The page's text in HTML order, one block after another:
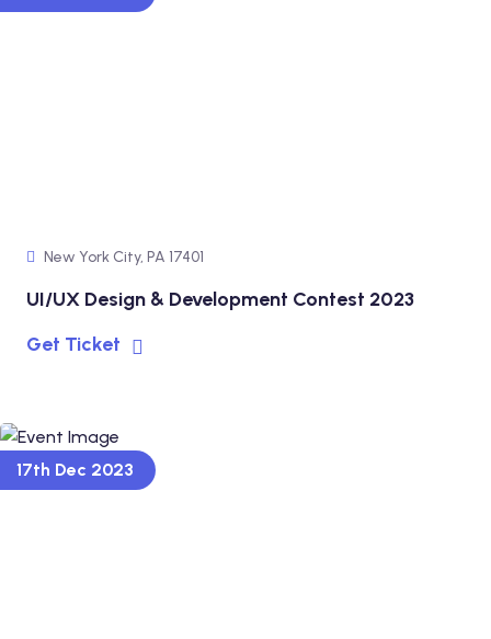
New York City, PA 17401
UI/UX Design & Development Contest 2023
Get Ticket
17th Dec 2023